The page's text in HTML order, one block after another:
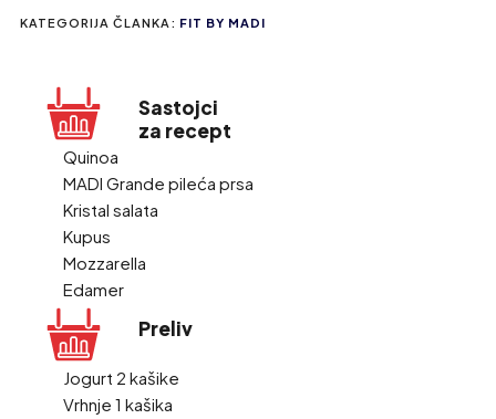
KATEGORIJA ČLANKA: FIT BY MADI
Sastojci
za recept
Quinoa
MADI Grande pileća prsa
Kristal salata
Kupus
Mozzarella
Edamer
Preliv
Jogurt 2 kašike
Vrhnje 1 kašika